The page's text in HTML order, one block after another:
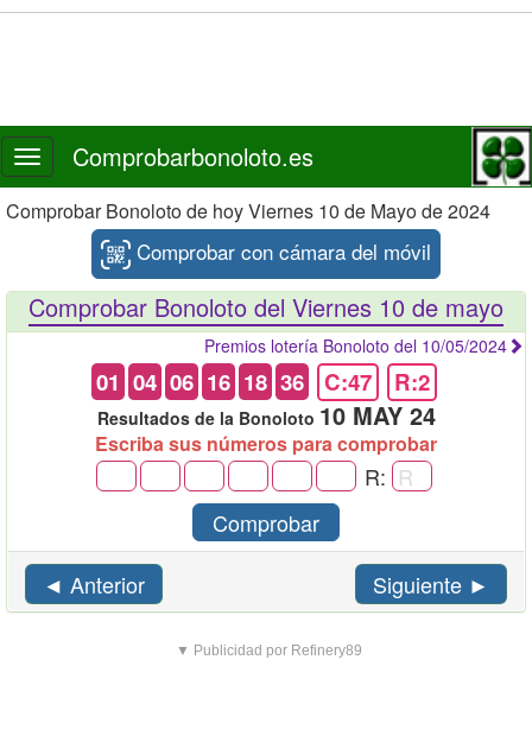
Toggle
navigation
Comprobarbonoloto.es
Comprobar Bonoloto de hoy Viernes 10 de Mayo de 2024
Comprobar con cámara del móvil
Comprobar Bonoloto del Viernes 10 de mayo
Premios lotería Bonoloto del 10/05/2024
01 04 06 16 18 36 C:47 R:2
Resultados de la Bonoloto 10 MAY 24
Escriba sus números para comprobar
R:
Comprobar
◄ Anterior
Siguiente ►
▼ Publicidad por Refinery89